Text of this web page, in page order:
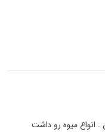
انواع میوه رو داشت